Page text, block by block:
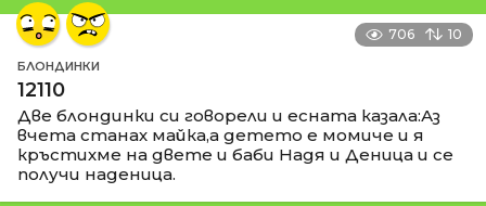
706 10
БЛОНДИНКИ
12110
Две блондинки си говорели и есната казала:Аз
вчета станах майка,а детето е момиче и я
кръстихме на двете и баби Надя и Деница и се
получи наденица.